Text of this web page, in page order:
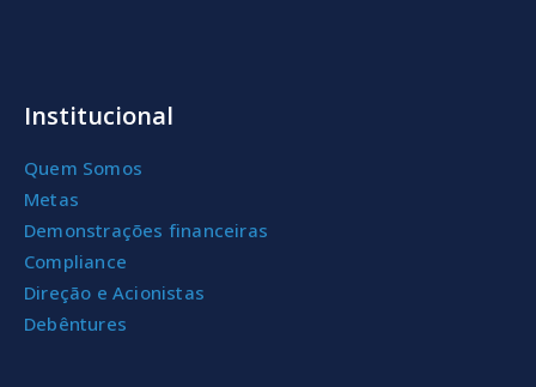
Institucional
Quem Somos
Metas
Demonstrações financeiras
Compliance
Direção e Acionistas
Debêntures